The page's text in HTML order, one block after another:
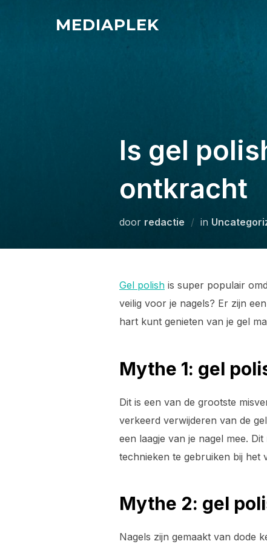
MEDIAPLEK
Is gel
ontkracht
door redactie in
Gel polish is super populair
veilig voor je nagels? Er zijn
hart kunt genieten van je gel
Mythe 1: gel
Dit is een van de grootste
verkeerd verwijderen van de
een laagje van je nagel mee.
technieken te gebruiken bij het
Mythe 2: gel
Nagels zijn gemaakt van dode